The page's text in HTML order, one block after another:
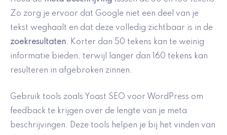
Zo zorg je ervoor dat Google niet een deel van je
tekst weghaalt en dat deze volledig zichtbaar is in de
zoekresultaten. Korter dan 50 tekens kan te weinig
informatie bieden, terwijl langer dan 160 tekens kan
resulteren in afgebroken zinnen.
Gebruik tools zoals Yoast SEO voor WordPress om
feedback te krijgen over de lengte van je meta
beschrijvingen. Deze tools helpen je bij het vinden van